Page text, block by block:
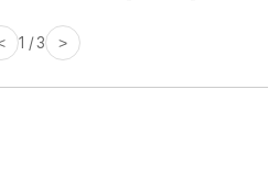
1 / 3 >